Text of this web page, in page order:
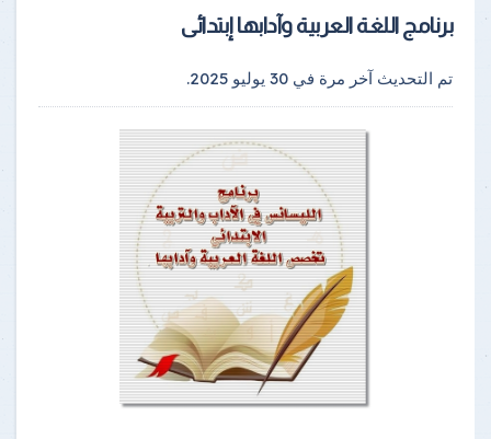
برنامج اللغة العربية وآدابها إبتدائى
تم التحديث آخر مرة في 30 يوليو 2025 .